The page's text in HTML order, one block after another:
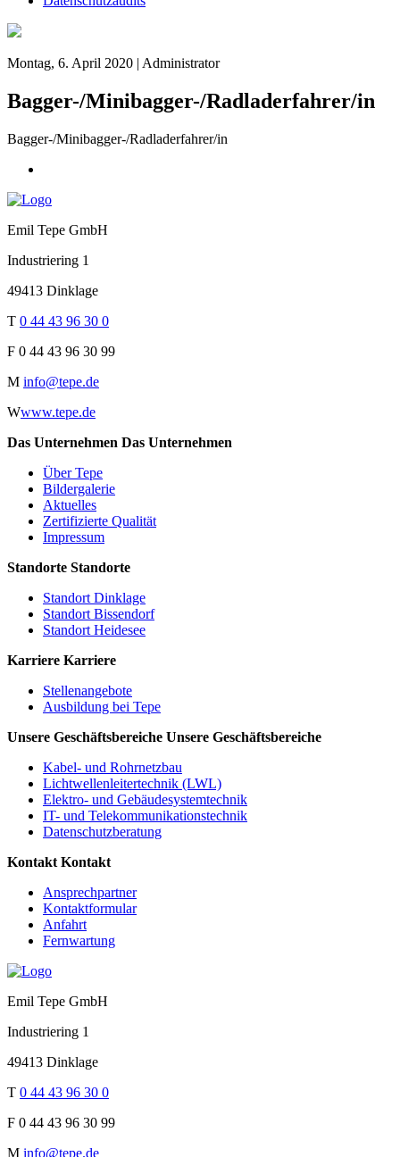
Montag, 6. April 2020 | Administrator
Bagger-/Minibagger-/Radladerfahrer/in
Bagger-/Minibagger-/Radladerfahrer/in
Emil Tepe GmbH
Industriering 1
49413 Dinklage
T 0 44 43 96 30 0
F 0 44 43 96 30 99
M info@tepe.de
Wwww.tepe.de
Das Unternehmen Das Unternehmen
Über Tepe
Bildergalerie
Aktuelles
Zertifizierte Qualität
Impressum
Standorte Standorte
Standort Dinklage
Standort Bissendorf
Standort Heidesee
Karriere Karriere
Stellenangebote
Ausbildung bei Tepe
Unsere Geschäftsbereiche Unsere Geschäftsbereiche
Kabel- und Rohrnetzbau
Lichtwellenleitertechnik (LWL)
Elektro- und Gebäudesystemtechnik
IT- und Telekommunikationstechnik
Datenschutzberatung
Kontakt Kontakt
Ansprechpartner
Kontaktformular
Anfahrt
Fernwartung
Emil Tepe GmbH
Industriering 1
49413 Dinklage
T 0 44 43 96 30 0
F 0 44 43 96 30 99
M info@tepe.de